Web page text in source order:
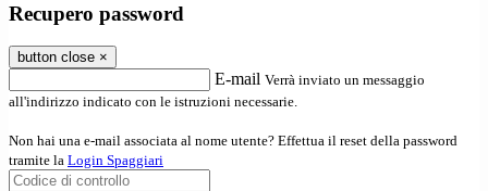
Recupero password
button close ×
E-mail Verrà inviato un messaggio
all'indirizzo indicato con le istruzioni necessarie.
Non hai una e-mail associata al nome utente? Effettua il reset della password
tramite la Login Spaggiari